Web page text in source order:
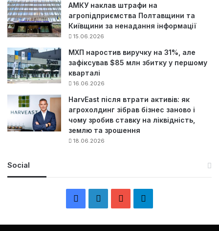
АМКУ наклав штрафи на
агропідприємства Полтавщини та
Київщини за ненадання інформації
15.06.2026
МХП наростив виручку на 31%, але
зафіксував $85 млн збитку у першому
кварталі
16.06.2026
HarvEast після втрати активів: як
агрохолдинг зібрав бізнес заново і
чому зробив ставку на ліквідність,
землю та зрошення
18.06.2026
Social